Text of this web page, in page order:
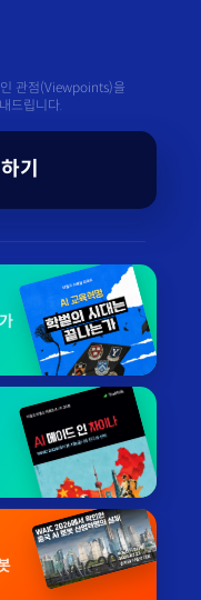
관점(Viewpoints)을
드립니다.
기